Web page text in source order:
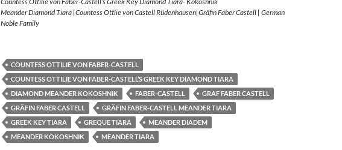
Meander Diamond Tiara |Countess Ottlie von Castell Rüdenhausen|Gräfin Faber Castell | German
Noble Family
COUNTESS OTTILIE VON FABER-CASTELL
COUNTESS OTTILIE VON FABER-CASTELL’S GREEK KEY DIAMOND TIARA
DIAMOND MEANDER KOKOSHNIK
FABER-CASTELL
GRAF FABER CASTELL
GRÄFIN FABER CASTELL
GRÄFIN FABER-CASTELL MEANDER TIARA
GREEK KEY TIARA
GREQUE TIARA
MEANDER DIADEM
MEANDER KOKOSHNIK
MEANDER TIARA